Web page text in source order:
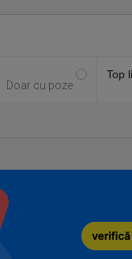
Doar cu poze